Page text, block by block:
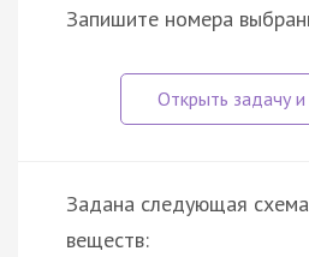
Запишите номера
Задана следующая
веществ: